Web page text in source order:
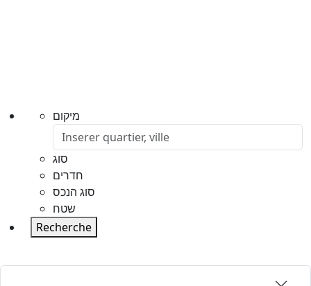
מיקום
סוג
חדרים
סוג הנכס
שטח
Recherche